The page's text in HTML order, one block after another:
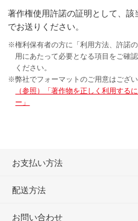
著作権使用許諾の証明として、
でお送りください。
※権利保有者の方に「利用方法、許諾
用にあたって必要となる項目をご確
ください。
※弊社でフォーマットのご用意はござい
（参照）「著作物を正しく利用する
ー」
お支払い方法
配送方法
お問い合わせ